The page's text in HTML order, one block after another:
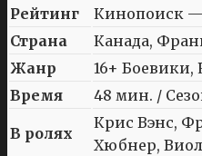
Рейтинг Кинопоиск —
Страна
Канада,
Жанр
16+
Время
48 мин. /
В ролях
Крис Вэнс,
Хюбнер,